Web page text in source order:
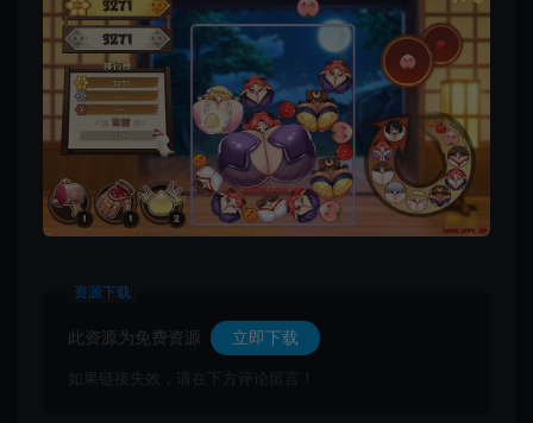
资源下载
此资源为免费资源 立即下载
如果链接失效，请在下方评论留言！